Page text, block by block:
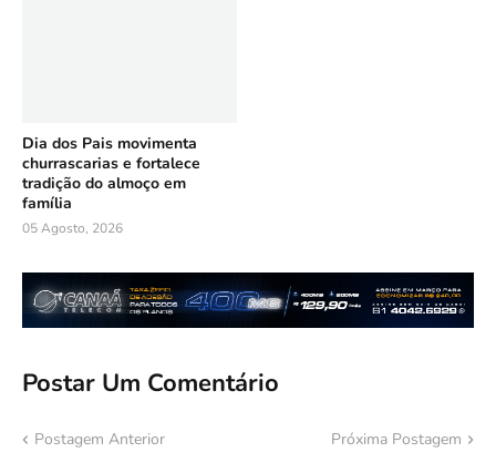
Dia dos Pais movimenta
churrascarias e fortalece
tradição do almoço em
família
05 Agosto, 2026
Postar Um Comentário
Postagem Anterior Próxima Postagem